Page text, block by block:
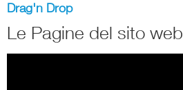
Drag'n Drop
Le Pagine del sito web